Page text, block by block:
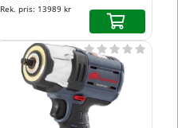
Rek. pris: 13989 kr
    